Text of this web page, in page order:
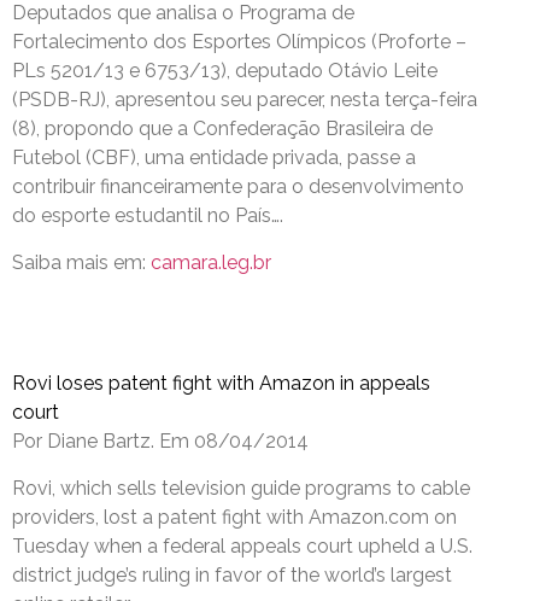
Deputados que analisa o Programa de
Fortalecimento dos Esportes Olímpicos (Proforte –
PLs 5201/13 e 6753/13), deputado Otávio Leite
(PSDB-RJ), apresentou seu parecer, nesta terça-feira
(8), propondo que a Confederação Brasileira de
Futebol (CBF), uma entidade privada, passe a
contribuir financeiramente para o desenvolvimento
do esporte estudantil no País….
Saiba mais em: camara.leg.br
Rovi loses patent fight with Amazon in appeals
court
Por Diane Bartz. Em 08/04/2014
Rovi, which sells television guide programs to cable
providers, lost a patent fight with Amazon.com on
Tuesday when a federal appeals court upheld a U.S.
district judge’s ruling in favor of the world’s largest